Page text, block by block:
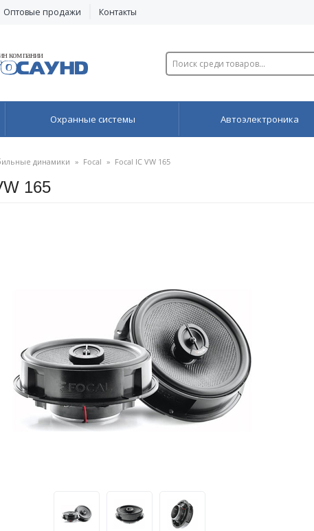
Оптовые продажи Контакты
Охранные системы Автоэлектроника
динамики » Focal » Focal IC VW 165
165